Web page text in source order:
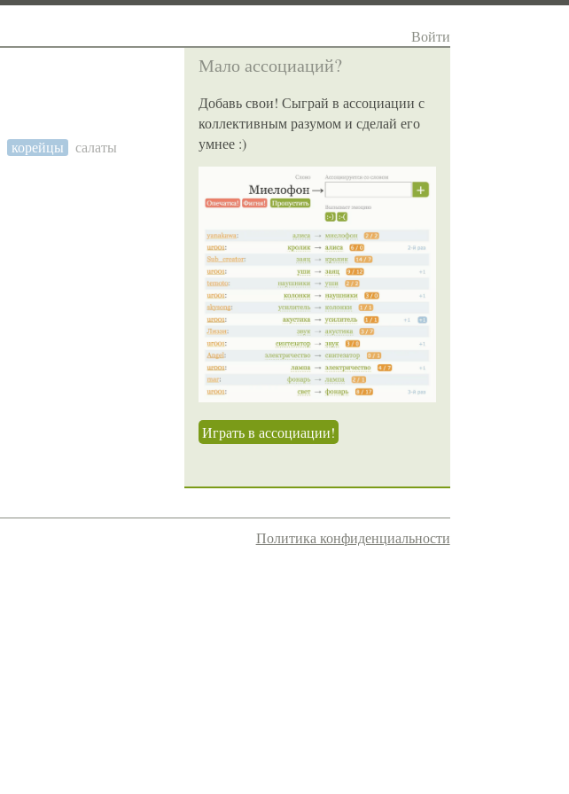
Войти
корейцы салаты
Мало ассоциаций?
Добавь свои! Сыграй в ассоциации с
коллективным разумом и сделай его
умнее :)
Играть в ассоциации!
Политика конфиденциальности